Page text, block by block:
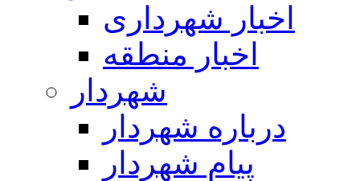
اخبار شهرداری
اخبار منطقه
شهردار
درباره شهردار
پیام شهردار